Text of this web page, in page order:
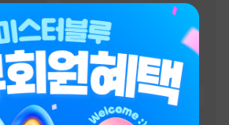
성장물
#재벌남
동거
#재회물 #계약관계
#다정남 친구 #현대물
#짝사랑 #능글남 # 직진녀
까칠남 #연애/결혼